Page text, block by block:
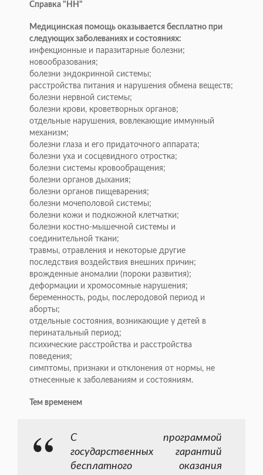
Справка "НН"
Медицинская помощь оказывается бесплатно при
следующих заболеваниях и состояниях:
инфекционные и паразитарные болезни;
новообразования;
болезни эндокринной системы;
расстройства питания и нарушения обмена веществ;
болезни нервной системы;
болезни крови, кроветворных органов;
отдельные нарушения, вовлекающие иммунный
механизм;
болезни глаза и его придаточного аппарата;
болезни уха и сосцевидного отростка;
болезни системы кровообращения;
болезни органов дыхания;
болезни органов пищеварения;
болезни мочеполовой системы;
болезни кожи и подкожной клетчатки;
болезни костно-мышечной системы и
соединительной ткани;
травмы, отравления и некоторые другие
последствия воздействия внешних причин;
врожденные аномалии (пороки развития);
деформации и хромосомные нарушения;
беременность, роды, послеродовой период и
аборты;
отдельные состояния, возникающие у детей в
перинатальный период;
психические расстройства и расстройства
поведения;
симптомы, признаки и отклонения от нормы, не
отнесенные к заболеваниям и состояниям.
Тем временем
С программой
государственных гарантий
бесплатного оказания